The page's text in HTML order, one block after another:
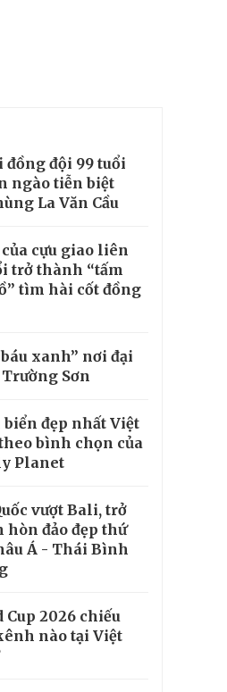
đồng đội 99 tuổi
ngào tiễn biệt
La Văn Cầu
của cựu giao liên
trở thành “tấm
tìm hài cốt đồng
xanh” nơi đại
Sơn
biển đẹp nhất Việt
bình chọn của
Planet
vượt Bali, trở
hòn đảo đẹp thứ
Á - Thái Bình
Cup 2026 chiếu
nào tại Việt